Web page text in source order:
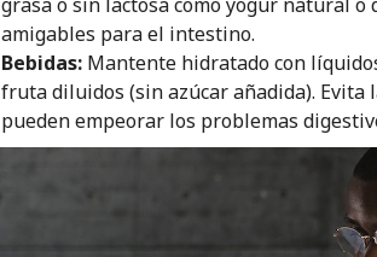
amigables para el intestino.
Bebidas: Mantente hidratado con
fruta diluidos (sin azúcar añadida). Evita
pueden empeorar los problemas